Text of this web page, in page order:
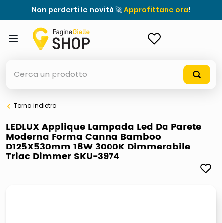
Non perderti le novità 🚀Approfittane ora!
elenchi telefonici
meme
porta tv
Torna indietro
LEDLUX Applique Lampada Led Da Parete
Moderna Forma Canna Bamboo
D125X530mm 18W 3000K Dimmerabile
Triac Dimmer SKU-3974